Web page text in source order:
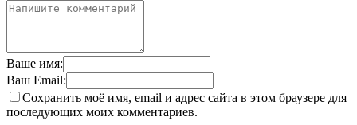
Ваше имя:
Ваш Email:
Сохранить моё имя, email и адрес сайта в этом браузере для
последующих моих комментариев.